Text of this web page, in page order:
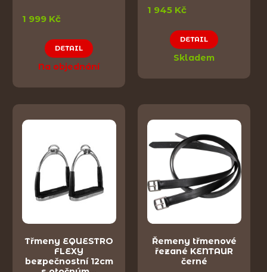
1 999 Kč
DETAIL
Na objednání
1 945 Kč
DETAIL
Skladem
Třmeny EQUESTRO
FLEXY
bezpečnostní 12cm
Řemeny třmenové
řezané KENTAUR
černé